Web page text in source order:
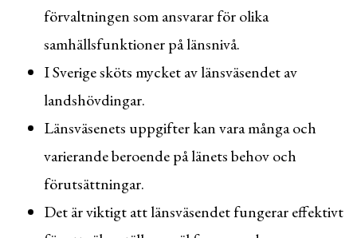
förvaltningen som ansvarar för olika
samhällsfunktioner på länsnivå.
I Sverige sköts mycket av länsväsendet av
landshövdingar.
Länsväsenets uppgifter kan vara många och
varierande beroende på länets behov och
förutsättningar.
Det är viktigt att länsväsendet fungerar effektivt